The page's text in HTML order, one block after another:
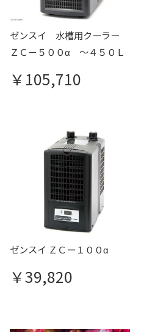
ゼンスイ 水槽用クーラー
ＺＣ－５００α ～４５０Ｌ
￥105,710
ゼンスイ ＺＣー１００α
￥39,820